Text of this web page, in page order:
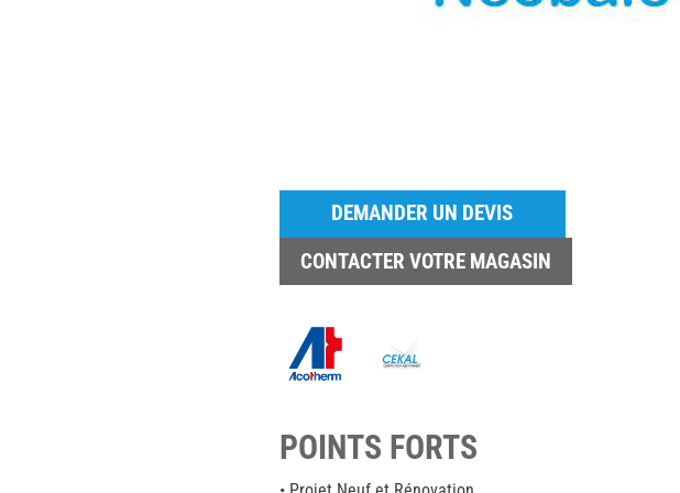
DEMANDER UN DEVIS
CONTACTER VOTRE MAGASIN
POINTS FORTS